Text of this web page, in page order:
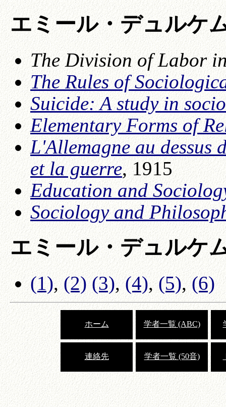
エミール・デュルケ
The Division of Labor
The Rules of
Suicide: A study in
Elementary Forms of
L'Allemagne au dessus
et la guerre, 1915
Education and
Sociology and
エミール・デュルケ
(1),(2) (3),(4),(5),(6)
ホーム 学者一覧 (ABC)
連絡先 学者一覧 (50音)